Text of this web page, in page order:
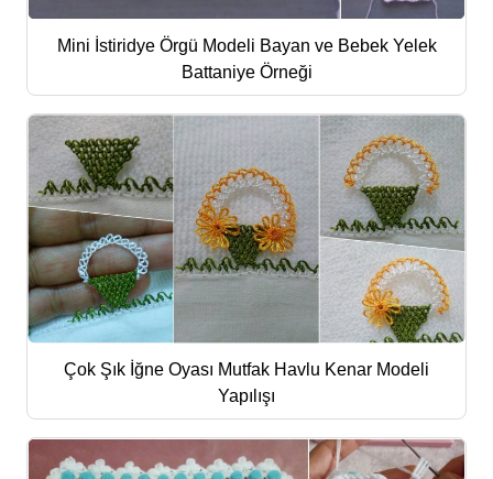
Mini İstiridye Örgü Modeli Bayan ve Bebek Yelek
Battaniye Örneği
Çok Şık İğne Oyası Mutfak Havlu Kenar Modeli
Yapılışı